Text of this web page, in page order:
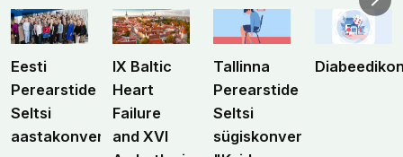
Eesti
Perearstide
Seltsi
aastakonverents
IX Baltic
Heart
Failure
and XVI
Tallinna
Perearstide
Seltsi
sügiskonverents